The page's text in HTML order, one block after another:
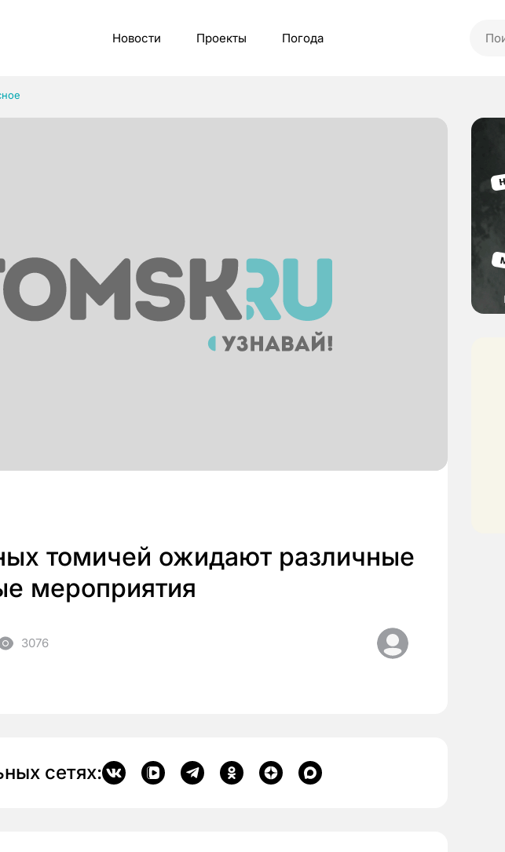
Новости Проекты Погода
томичей ожидают различные
мероприятия
3076
сетях: